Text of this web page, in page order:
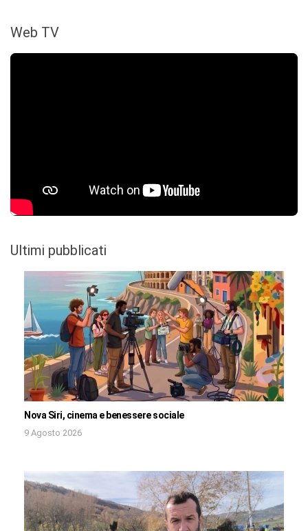
Web TV
Ultimi pubblicati
Nova Siri, cinema e benessere sociale
9 Agosto 2026